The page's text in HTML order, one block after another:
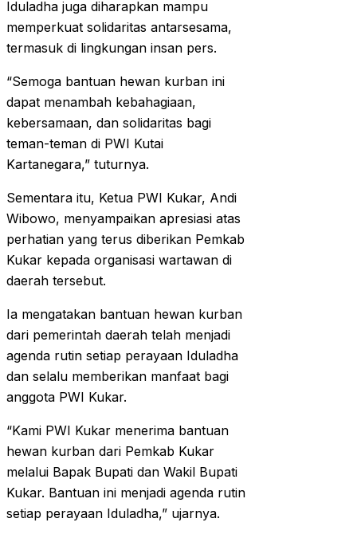
Iduladha juga diharapkan mampu
memperkuat solidaritas antarsesama,
termasuk di lingkungan insan pers.
“Semoga bantuan hewan kurban ini
dapat menambah kebahagiaan,
kebersamaan, dan solidaritas bagi
teman-teman di PWI Kutai
Kartanegara,” tuturnya.
Sementara itu, Ketua PWI Kukar, Andi
Wibowo, menyampaikan apresiasi atas
perhatian yang terus diberikan Pemkab
Kukar kepada organisasi wartawan di
daerah tersebut.
Ia mengatakan bantuan hewan kurban
dari pemerintah daerah telah menjadi
agenda rutin setiap perayaan Iduladha
dan selalu memberikan manfaat bagi
anggota PWI Kukar.
“Kami PWI Kukar menerima bantuan
hewan kurban dari Pemkab Kukar
melalui Bapak Bupati dan Wakil Bupati
Kukar. Bantuan ini menjadi agenda rutin
setiap perayaan Iduladha,” ujarnya.